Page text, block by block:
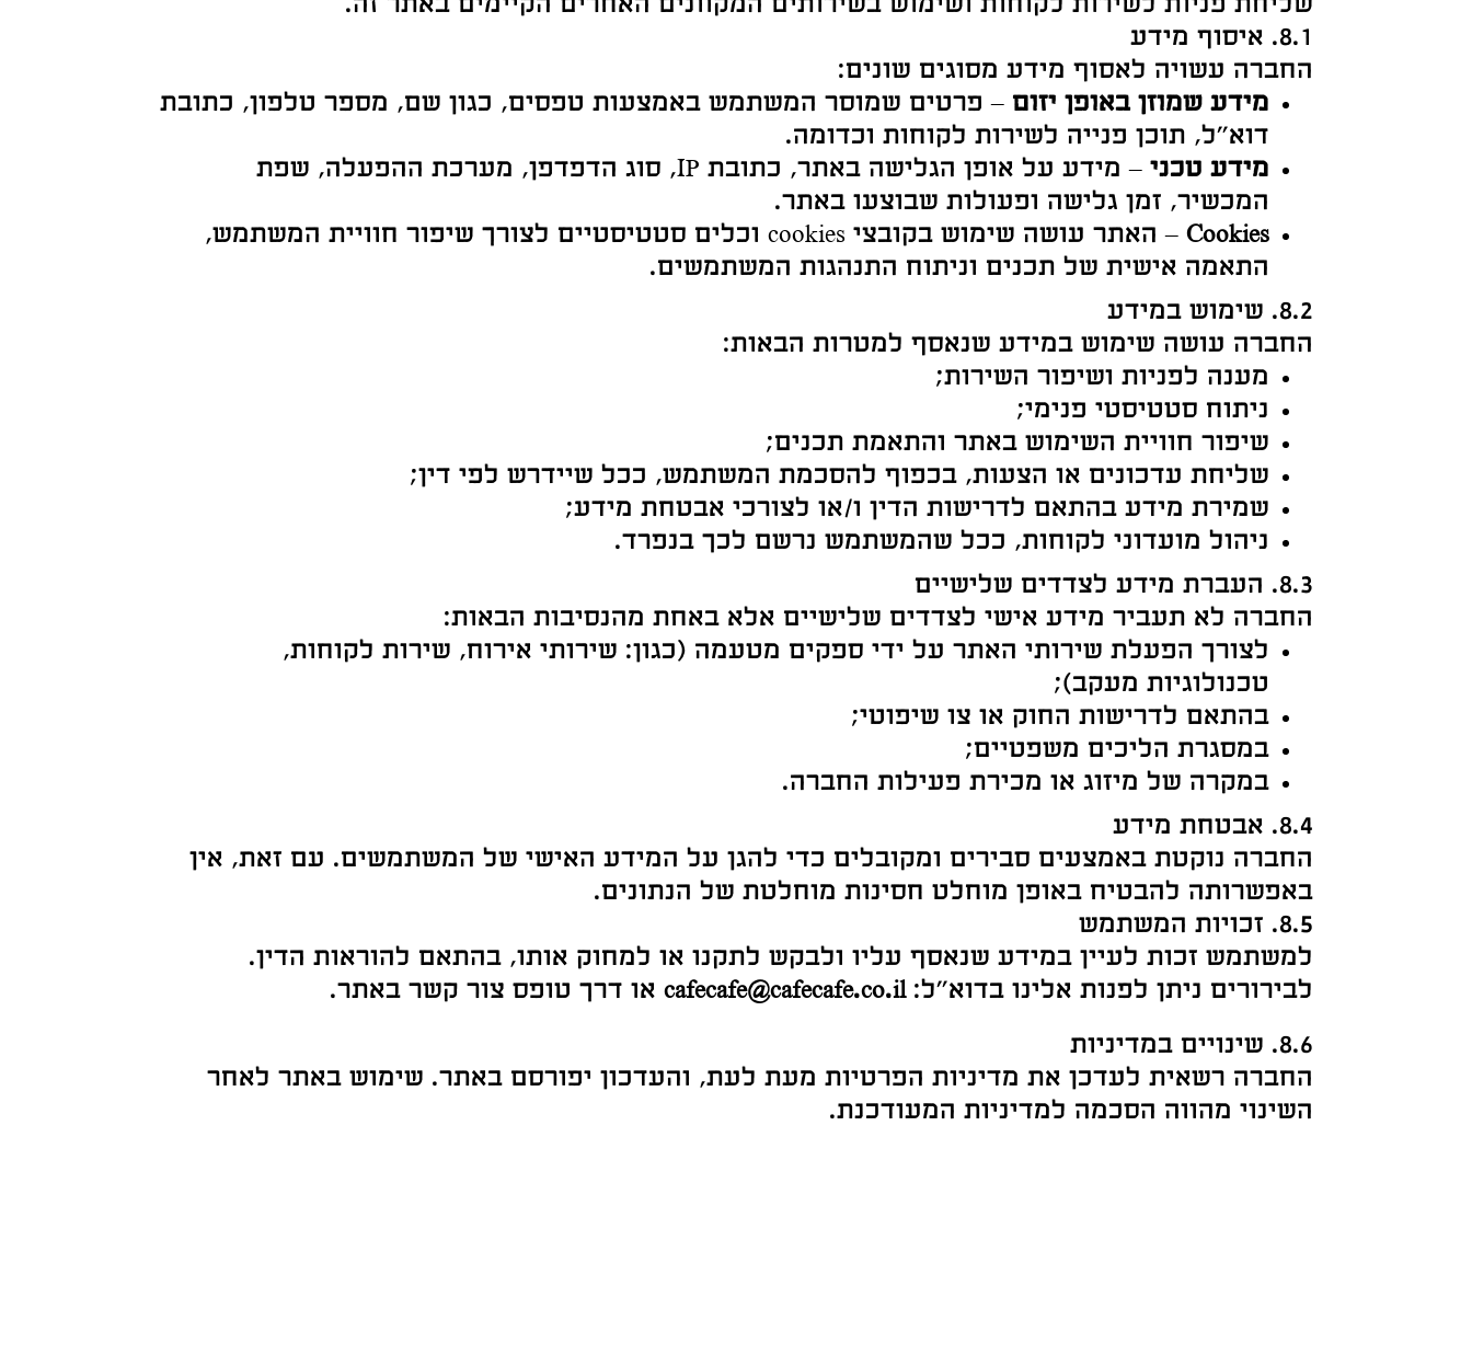
שליחת פניות לשירות לקוחות ושימוש בשירותים המקוונים האחרים הקיימים באתר זה.
8.1. איסוף מידע
החברה עשויה לאסוף מידע מסוגים שונים:
מידע שמוזן באופן יזום – פרטים שמוסר המשתמש באמצעות טפסים, כגון שם, מספר טלפון, כתובת
דוא"ל, תוכן פנייה לשירות לקוחות וכדומה.
מידע טכני
– מידע על אופן הגלישה באתר, כתובת IP, סוג הדפדפן, מערכת ההפעלה, שפת
המכשיר, זמן גלישה ופעולות שבוצעו באתר.
Cookies
– האתר עושה שימוש בקובצי cookies וכלים סטטיסטיים לצורך שיפור חוויית המשתמש,
התאמה אישית של תכנים וניתוח התנהגות המשתמשים.
8.2. שימוש במידע
החברה עושה שימוש במידע שנאסף למטרות הבאות:
מענה לפניות ושיפור השירות;
ניתוח סטטיסטי פנימי;
שיפור חוויית השימוש באתר והתאמת תכנים;
שליחת עדכונים או הצעות, בכפוף להסכמת המשתמש, ככל שיידרש לפי דין;
שמירת מידע בהתאם לדרישות הדין ו/או לצורכי אבטחת מידע;
ניהול מועדוני לקוחות, ככל שהמשתמש נרשם לכך בנפרד.
8.3. העברת מידע לצדדים שלישיים
החברה לא תעביר מידע אישי לצדדים שלישיים אלא באחת מהנסיבות הבאות:
לצורך הפעלת שירותי האתר על ידי ספקים מטעמה (כגון: שירותי אירוח, שירות לקוחות,
טכנולוגיות מעקב);
בהתאם לדרישות החוק או צו שיפוטי;
במסגרת הליכים משפטיים;
במקרה של מיזוג או מכירת פעילות החברה.
8.4. אבטחת מידע
החברה נוקטת באמצעים סבירים ומקובלים כדי להגן על המידע האישי של המשתמשים. עם זאת, אין
באפשרותה להבטיח באופן מוחלט חסינות מוחלטת של הנתונים.
8.5. זכויות המשתמש
למשתמש זכות לעיין במידע שנאסף עליו ולבקש לתקנו או למחוק אותו, בהתאם להוראות הדין.
לבירורים ניתן לפנות אלינו בדוא"ל:cafecafe@cafecafe.co.il או דרך טופס צור קשר באתר.
8.6. שינויים במדיניות
החברה רשאית לעדכן את מדיניות הפרטיות מעת לעת, והעדכון יפורסם באתר. שימוש באתר לאחר
השינוי מהווה הסכמה למדיניות המעודכנת.